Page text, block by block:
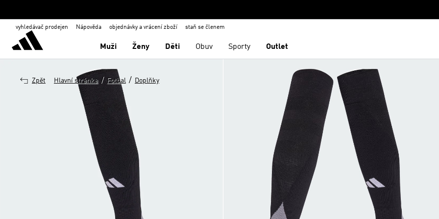
vyhledávač prodejen Nápověda objednávky a vrácení zboží staň se členem
Muži Ženy Děti Obuv Sporty Outlet
Zpět Hlavní stránka / Fotbal / Doplňky